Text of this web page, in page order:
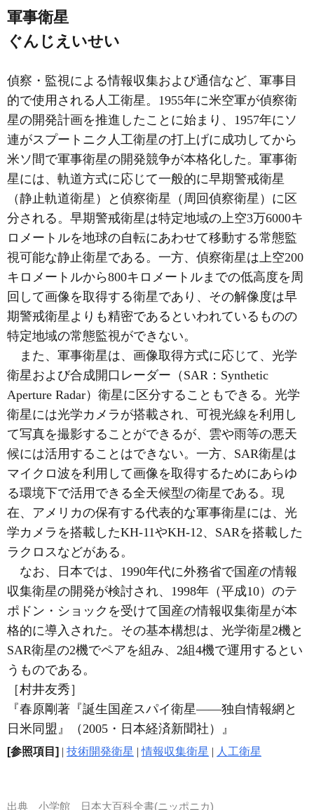
軍事衛星
ぐんじえいせい
偵察・監視による情報収集および通信など、軍事目
的で使用される人工衛星。1955年に米空軍が偵察衛
星の開発計画を推進したことに始まり、1957年にソ
連がスプートニク人工衛星の打上げに成功してから
米ソ間で軍事衛星の開発競争が本格化した。軍事衛
星には、軌道方式に応じて一般的に早期警戒衛星
（静止軌道衛星）と偵察衛星（周回偵察衛星）に区
分される。早期警戒衛星は特定地域の上空3万6000キ
ロメートルを地球の自転にあわせて移動する常態監
視可能な静止衛星である。一方、偵察衛星は上空200
キロメートルから800キロメートルまでの低高度を周
回して画像を取得する衛星であり、その解像度は早
期警戒衛星よりも精密であるといわれているものの
特定地域の常態監視ができない。
また、軍事衛星は、画像取得方式に応じて、光学
衛星および合成開口レーダー（SAR：Synthetic
Aperture Radar）衛星に区分することもできる。光学
衛星には光学カメラが搭載され、可視光線を利用し
て写真を撮影することができるが、雲や雨等の悪天
候には活用することはできない。一方、SAR衛星は
マイクロ波を利用して画像を取得するためにあらゆ
る環境下で活用できる全天候型の衛星である。現
在、アメリカの保有する代表的な軍事衛星には、光
学カメラを搭載したKH-11やKH-12、SARを搭載した
ラクロスなどがある。
なお、日本では、1990年代に外務省で国産の情報
収集衛星の開発が検討され、1998年（平成10）のテ
ポドン・ショックを受けて国産の情報収集衛星が本
格的に導入された。その基本構想は、光学衛星2機と
SAR衛星の2機でペアを組み、2組4機で運用するとい
うものである。
［村井友秀］
『春原剛著『誕生国産スパイ衛星――独自情報網と
日米同盟』（2005・日本経済新聞社）』
[参照項目] | 技術開発衛星 |情報収集衛星 | 人工衛星
出典 小学館 日本大百科全書(ニッポニカ)